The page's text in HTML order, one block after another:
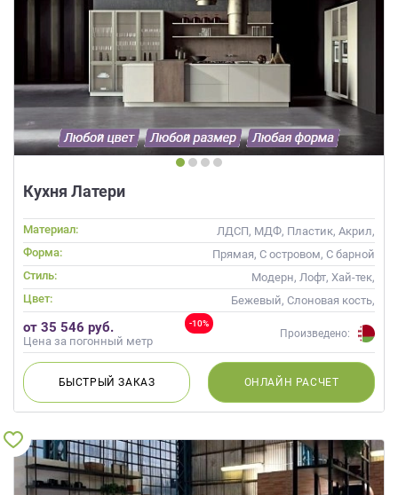
Кухня Латери
Материал:
ЛДСП, МДФ, Пластик, Акрил,
Пленка, Alvic / УФ лак, Стекло
Форма:
Прямая, С островом, С барной
стойкой
Стиль:
Модерн, Лофт, Хай-тек,
Современные
Цвет:
Бежевый, Слоновая кость,
Кремовый, Коричневый,
Капучино
-10%
от 35 546 руб.
Цена за погонный метр
Произведено:
БЫСТРЫЙЗАКАЗ ОНЛАЙН РАСЧЕТ